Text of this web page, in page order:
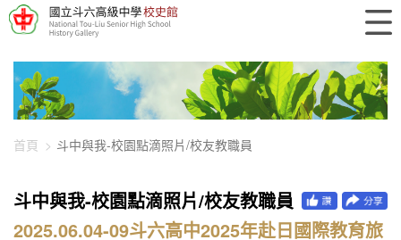
448-2513
首頁 斗中與我-校園點滴照片/校友教職員
斗中與我-校園點滴照片/校友教職員
2025.06.04-09斗六高中2025年赴日國際教育旅